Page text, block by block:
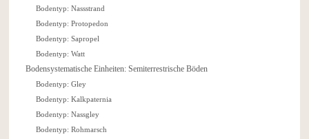
Bodentyp: Nassstrand
Bodentyp: Protopedon
Bodentyp: Sapropel
Bodentyp: Watt
Bodensystematische Einheiten: Semiterrestrische Böden
Bodentyp: Gley
Bodentyp: Kalkpaternia
Bodentyp: Nassgley
Bodentyp: Rohmarsch